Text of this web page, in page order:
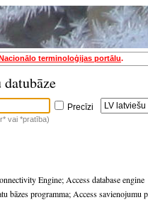
terminoloģijas portālu.
Precīzi
vai *pratība)
Engine; Access database engine
bāzes programma; Access savienojumu